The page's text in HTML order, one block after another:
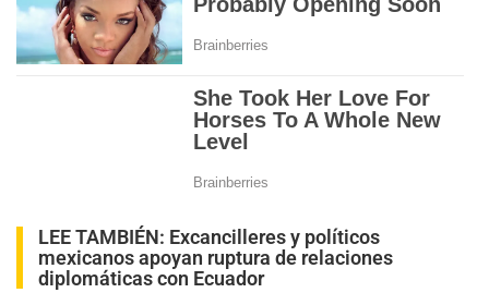
LEE TAMBIÉN: Excancilleres y políticos
mexicanos apoyan ruptura de relaciones
diplomáticas con Ecuador